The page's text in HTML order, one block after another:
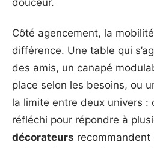
Côté agencement, la
différence. Une table qui
des amis, un canapé
place selon les besoins, ou
la limite entre deux univers :
réfléchi pour répondre à
décorateurs recommandent